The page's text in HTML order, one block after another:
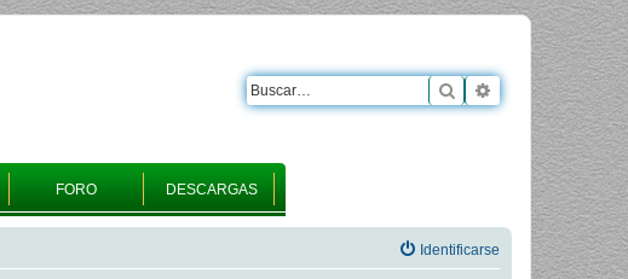
FORO DESCARGAS
Buscar Búsqueda
Identificarse